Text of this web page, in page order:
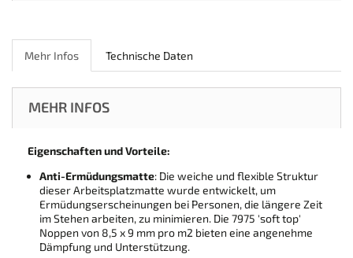
Mehr Infos Technische Daten
MEHR INFOS
Eigenschaften und Vorteile:
Anti-Ermüdungsmatte: Die weiche und flexible Struktur
dieser Arbeitsplatzmatte wurde entwickelt, um
Ermüdungserscheinungen bei Personen, die längere Zeit
im Stehen arbeiten, zu minimieren. Die 7975 'soft top'
Noppen von 8,5 x 9 mm pro m2 bieten eine angenehme
Dämpfung und Unterstützung.